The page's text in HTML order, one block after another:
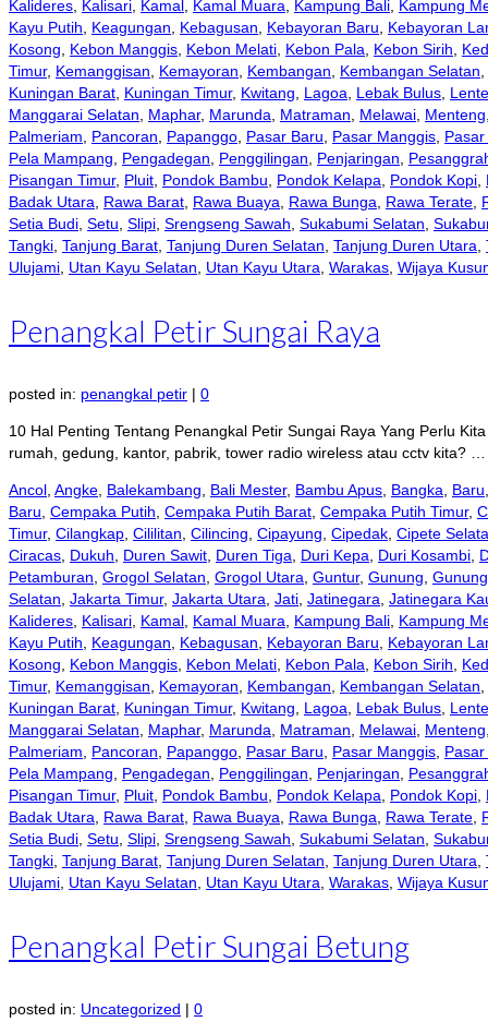
Kalideres, Kalisari, Kamal, Kamal Muara, Kampung Bali, Kampung
Kayu Putih, Keagungan, Kebagusan, Kebayoran Baru, Kebayoran
Kosong, Kebon Manggis, Kebon Melati, Kebon Pala, Kebon Sirih,
Timur, Kemanggisan, Kemayoran, Kembangan, Kembangan Selatan,
Kuningan Barat, Kuningan Timur, Kwitang, Lagoa, Lebak Bulus,
Manggarai Selatan, Maphar, Marunda, Matraman, Melawai, Menteng,
Palmeriam, Pancoran, Papanggo, Pasar Baru, Pasar Manggis,
Pela Mampang, Pengadegan, Penggilingan, Penjaringan,
Pisangan Timur, Pluit, Pondok Bambu, Pondok Kelapa, Pondok Kopi,
Badak Utara, Rawa Barat, Rawa Buaya, Rawa Bunga, Rawa Terate,
Setia Budi, Setu, Slipi, Srengseng Sawah, Sukabumi Selatan,
Tangki, Tanjung Barat, Tanjung Duren Selatan, Tanjung Duren Utara,
Ulujami, Utan Kayu Selatan, Utan Kayu Utara, Warakas, Wijaya
Penangkal Petir Sungai Raya
posted in: penangkal petir | 0
10 Hal Penting Tentang Penangkal Petir Sungai Raya Yang Perlu
rumah, gedung, kantor, pabrik, tower radio wireless atau cctv kita? …
Ancol, Angke, Balekambang, Bali Mester, Bambu Apus, Bangka, Baru,
Baru, Cempaka Putih, Cempaka Putih Barat, Cempaka Putih Timur,
Timur, Cilangkap, Cililitan, Cilincing, Cipayung, Cipedak, Cipete
Ciracas, Dukuh, Duren Sawit, Duren Tiga, Duri Kepa, Duri Kosambi,
Petamburan, Grogol Selatan, Grogol Utara, Guntur, Gunung,
Selatan, Jakarta Timur, Jakarta Utara, Jati, Jatinegara, Jatinegara
Kalideres, Kalisari, Kamal, Kamal Muara, Kampung Bali, Kampung
Kayu Putih, Keagungan, Kebagusan, Kebayoran Baru, Kebayoran
Kosong, Kebon Manggis, Kebon Melati, Kebon Pala, Kebon Sirih,
Timur, Kemanggisan, Kemayoran, Kembangan, Kembangan Selatan,
Kuningan Barat, Kuningan Timur, Kwitang, Lagoa, Lebak Bulus,
Manggarai Selatan, Maphar, Marunda, Matraman, Melawai, Menteng,
Palmeriam, Pancoran, Papanggo, Pasar Baru, Pasar Manggis,
Pela Mampang, Pengadegan, Penggilingan, Penjaringan,
Pisangan Timur, Pluit, Pondok Bambu, Pondok Kelapa, Pondok Kopi,
Badak Utara, Rawa Barat, Rawa Buaya, Rawa Bunga, Rawa Terate,
Setia Budi, Setu, Slipi, Srengseng Sawah, Sukabumi Selatan,
Tangki, Tanjung Barat, Tanjung Duren Selatan, Tanjung Duren Utara,
Ulujami, Utan Kayu Selatan, Utan Kayu Utara, Warakas, Wijaya
Penangkal Petir Sungai Betung
posted in: Uncategorized | 0